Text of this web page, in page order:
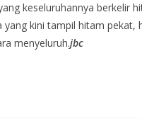
keseluruhannya berkelir
kini tampil hitam pekat,
menyeluruh.jbc